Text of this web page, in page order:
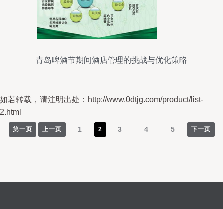
青岛啤酒节期间酒店管理的挑战与优化策略
如若转载，请注明出处：http://www.0dtjg.com/product/list-
2.html
第一页 上一页 1 2 3 4 5 下一页